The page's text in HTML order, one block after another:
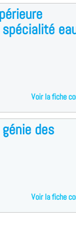
Voir la fiche
des
Voir la fiche